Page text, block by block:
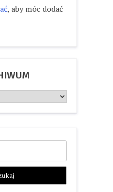
, aby móc dodać